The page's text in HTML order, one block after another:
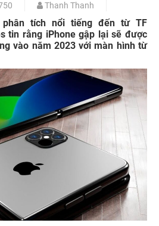
Thanh Thanh
phân tích nổi tiếng đến từ TF
tin rằng iPhone gập lại sẽ được
vào năm 2023 với màn hình từ